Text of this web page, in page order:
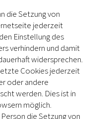
die Setzung von
jederzeit
Einstellung des
verhindern und damit
widersprechen.
Cookies jederzeit
oder andere
werden. Dies ist in
möglich.
die Setzung von